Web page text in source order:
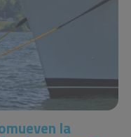
la